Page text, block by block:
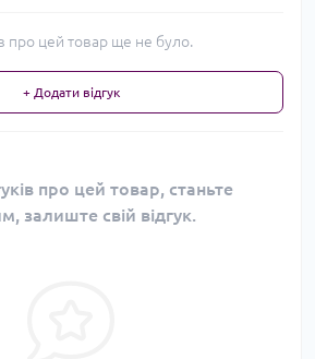
про цей товар ще не було.
+ Додати відгук
про цей товар, станьте
залиште свій відгук.